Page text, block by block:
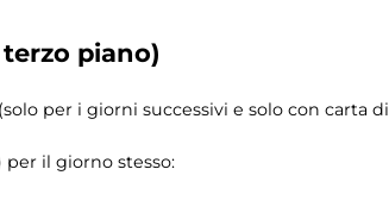
piano)
per i giorni successivi e solo con carta di
il giorno stesso: